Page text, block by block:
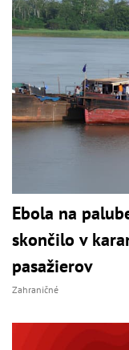
Ebola na
skončilo v
pasažierov
Zahraničné